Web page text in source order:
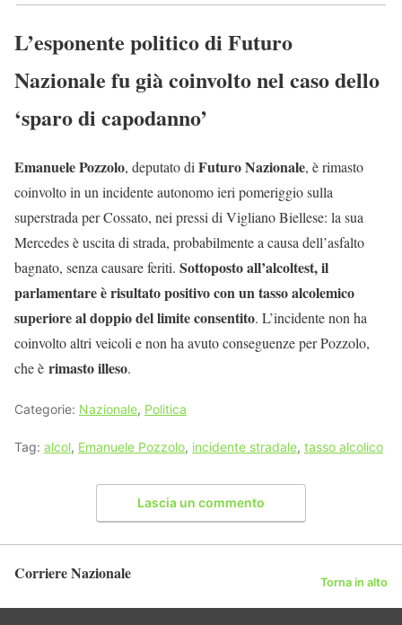
L’esponente politico di Futuro
Nazionale fu già coinvolto nel caso dello
‘sparo di capodanno’
Emanuele Pozzolo, deputato di Futuro Nazionale, è rimasto
coinvolto in un incidente autonomo ieri pomeriggio sulla
superstrada per Cossato, nei pressi di Vigliano Biellese: la sua
Mercedes è uscita di strada, probabilmente a causa dell’asfalto
bagnato, senza causare feriti. Sottoposto all’alcoltest, il
parlamentare è risultato positivo con un tasso alcolemico
superiore al doppio del limite consentito. L’incidente non ha
coinvolto altri veicoli e non ha avuto conseguenze per Pozzolo,
che è rimasto illeso.
Categorie: Nazionale, Politica
Tag: alcol, Emanuele Pozzolo, incidente stradale, tasso alcolico
Lascia un commento
Corriere Nazionale Torna in alto